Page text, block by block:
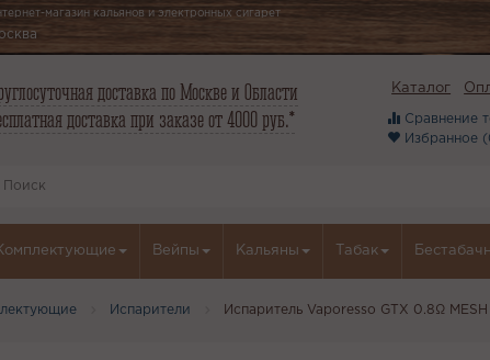
магазин кальянов и электронных сигарет
доставка по Москве и Области
доставка при заказе от 4000 руб.*
Каталог
Сравнение
Избранное (
Вейпы Кальяны Табак
Испарители Испаритель Vaporesso GTX 0.8Ω MESH